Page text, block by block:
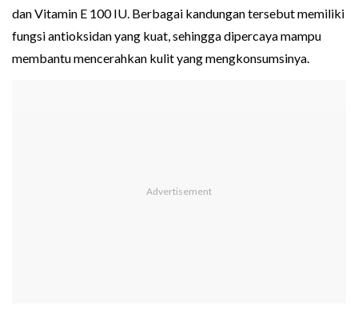
dan Vitamin E 100 IU. Berbagai kandungan tersebut memiliki
fungsi antioksidan yang kuat, sehingga dipercaya mampu
membantu mencerahkan kulit yang mengkonsumsinya.